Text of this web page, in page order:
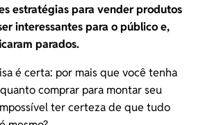
estratégias para vender produtos
interessantes para o público e,
parados.
é certa: por mais que você tenha
comprar para montar seu
ter certeza de que tudo